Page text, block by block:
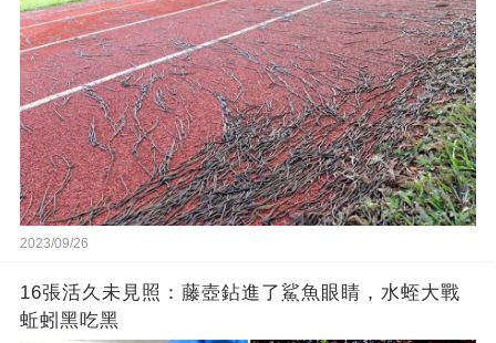
2023/09/26
16張活久未見照：藤壺鉆進了鯊魚眼睛，水蛭大戰
蚯蚓黑吃黑